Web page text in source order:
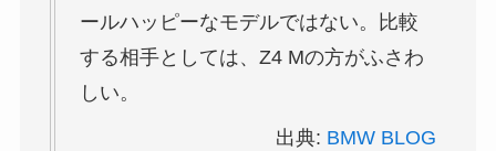
ールハッピーなモデルではない。比較
する相手としては、Z4 Mの方がふさわ
しい。
出典: BMW BLOG